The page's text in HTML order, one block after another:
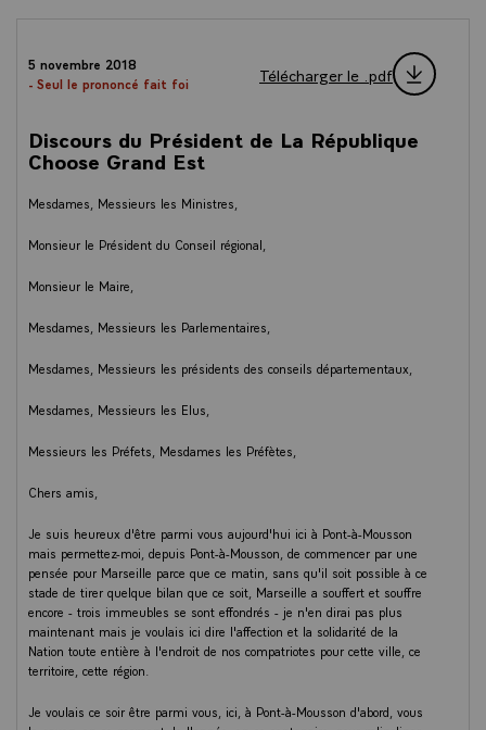
5 novembre 2018
- Seul le prononcé fait foi
Télécharger le .pdf
Discours du Président de La République
Choose Grand Est
Mesdames, Messieurs les Ministres,
Monsieur le Président du Conseil régional,
Monsieur le Maire,
Mesdames, Messieurs les Parlementaires,
Mesdames, Messieurs les présidents des conseils départementaux,
Mesdames, Messieurs les Elus,
Messieurs les Préfets, Mesdames les Préfètes,
Chers amis,
Je suis heureux d'être parmi vous aujourd'hui ici à Pont-à-Mousson
mais permettez-moi, depuis Pont-à-Mousson, de commencer par une
pensée pour Marseille parce que ce matin, sans qu'il soit possible à ce
stade de tirer quelque bilan que ce soit, Marseille a souffert et souffre
encore - trois immeubles se sont effondrés - je n'en dirai pas plus
maintenant mais je voulais ici dire l'affection et la solidarité de la
Nation toute entière à l'endroit de nos compatriotes pour cette ville, ce
territoire, cette région.
Je voulais ce soir être parmi vous, ici, à Pont-à-Mousson d'abord, vous